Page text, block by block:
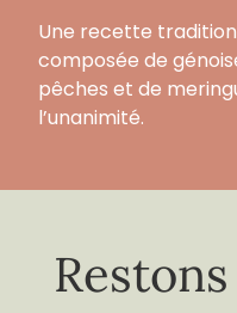
Une recette
composée de
pêches et de
l’unanimité.
Restons